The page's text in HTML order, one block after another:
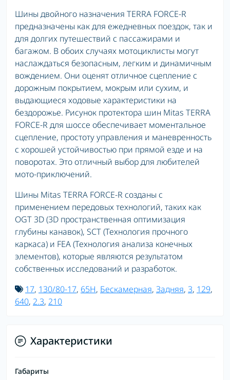
Шины двойного назначения TERRA FORCE-R
предназначены как для ежедневных поездок, так и
для долгих путешествий с пассажирами и
багажом. В обоих случаях мотоциклисты могут
наслаждаться безопасным, легким и динамичным
вождением. Они оценят отличное сцепление с
дорожным покрытием, мокрым или сухим, и
выдающиеся ходовые характеристики на
бездорожье. Рисунок протектора шин Mitas TERRA
FORCE-R для шоссе обеспечивает моментальное
сцепление, простоту управления и маневренность
с хорошей устойчивостью при прямой езде и на
поворотах. Это отличный выбор для любителей
мото-приключений.
Шины Mitas TERRA FORCE-R созданы с
применением передовых технологий, таких как
OGT 3D (3D пространственная оптимизация
глубины канавок), SCT (Технология прочного
каркаса) и FEA (Технология анализа конечных
элементов), которые являются результатом
собственных исследований и разработок.
17, 130/80-17, 65H, Бескамерная, Задняя, 3, 129,
640, 2.3, 210
Характеристики
Габариты